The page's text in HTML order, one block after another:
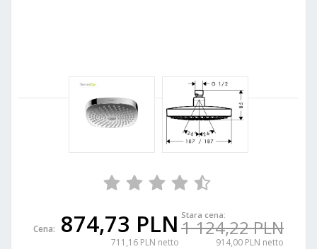
Cena: 874,73 PLN
711,16 PLN netto
Stara cena:
1 124,22 PLN
914,00 PLN netto